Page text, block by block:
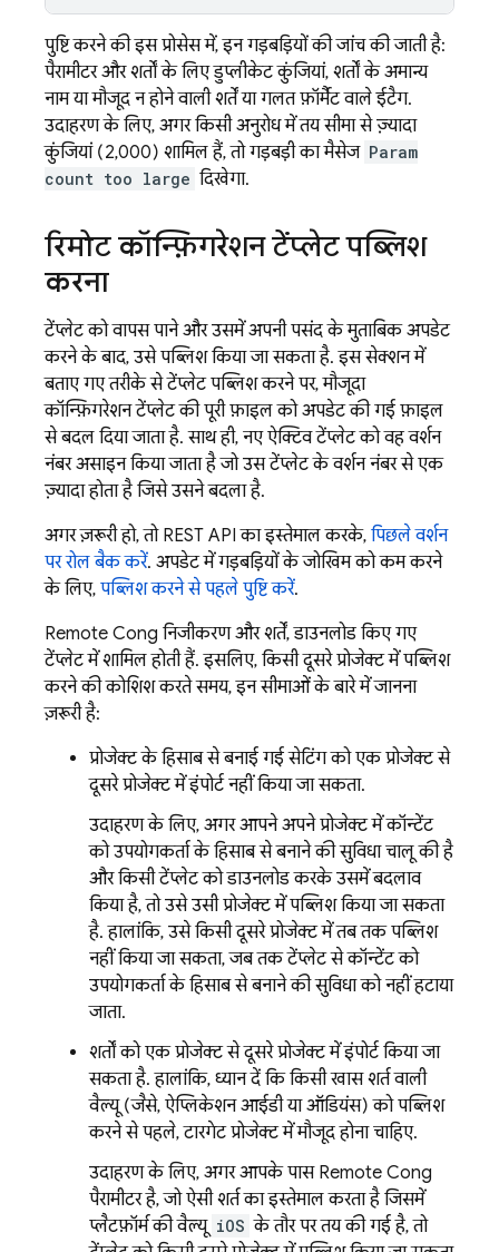
पुष्टि करने की इस प्रोसेस में, इन गड़बड़ियों की जांच की जाती है:
पैरामीटर और शर्तों के लिए डुप्लीकेट कुंजियां, शर्तों के अमान्य
नाम या मौजूद न होने वाली शर्तें या गलत फ़ॉर्मैट वाले ईटैग.
उदाहरण के लिए, अगर किसी अनुरोध में तय सीमा से ज़्यादा
कुंजियां (2,000) शामिल हैं, तो गड़बड़ी का मैसेज Param
count too large दिखेगा.
रिमोट कॉन्फ़िगरेशन टेंप्लेट पब्लिश
करना
टेंप्लेट को वापस पाने और उसमें अपनी पसंद के मुताबिक अपडेट
करने के बाद, उसे पब्लिश किया जा सकता है. इस सेक्शन में
बताए गए तरीके से टेंप्लेट पब्लिश करने पर, मौजूदा
कॉन्फ़िगरेशन टेंप्लेट की पूरी फ़ाइल को अपडेट की गई फ़ाइल
से बदल दिया जाता है. साथ ही, नए ऐक्टिव टेंप्लेट को वह वर्शन
नंबर असाइन किया जाता है जो उस टेंप्लेट के वर्शन नंबर से एक
ज़्यादा होता है जिसे उसने बदला है.
अगर ज़रूरी हो, तो REST API का इस्तेमाल करके, पिछले वर्शन
पर रोल बैक करें. अपडेट में गड़बड़ियों के जोखिम को कम करने
के लिए, पब्लिश करने से पहले पुष्टि करें.
Remote Config निजीकरण और शर्तें, डाउनलोड किए गए
टेंप्लेट में शामिल होती हैं. इसलिए, किसी दूसरे प्रोजेक्ट में पब्लिश
करने की कोशिश करते समय, इन सीमाओं के बारे में जानना
ज़रूरी है:
प्रोजेक्ट के हिसाब से बनाई गई सेटिंग को एक प्रोजेक्ट से
दूसरे प्रोजेक्ट में इंपोर्ट नहीं किया जा सकता.
उदाहरण के लिए, अगर आपने अपने प्रोजेक्ट में कॉन्टेंट
को उपयोगकर्ता के हिसाब से बनाने की सुविधा चालू की है
और किसी टेंप्लेट को डाउनलोड करके उसमें बदलाव
किया है, तो उसे उसी प्रोजेक्ट में पब्लिश किया जा सकता
है. हालांकि, उसे किसी दूसरे प्रोजेक्ट में तब तक पब्लिश
नहीं किया जा सकता, जब तक टेंप्लेट से कॉन्टेंट को
उपयोगकर्ता के हिसाब से बनाने की सुविधा को नहीं हटाया
जाता.
शर्तों को एक प्रोजेक्ट से दूसरे प्रोजेक्ट में इंपोर्ट किया जा
सकता है. हालांकि, ध्यान दें कि किसी खास शर्त वाली
वैल्यू (जैसे, ऐप्लिकेशन आईडी या ऑडियंस) को पब्लिश
करने से पहले, टारगेट प्रोजेक्ट में मौजूद होना चाहिए.
उदाहरण के लिए, अगर आपके पास Remote Config
पैरामीटर है, जो ऐसी शर्त का इस्तेमाल करता है जिसमें
प्लैटफ़ॉर्म की वैल्यू iOS के तौर पर तय की गई है, तो